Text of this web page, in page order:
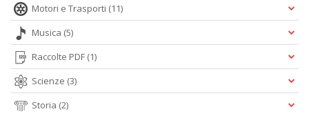
Motori e Trasporti (11)
Musica (5)
Raccolte PDF (1)
Scienze (3)
Storia (2)